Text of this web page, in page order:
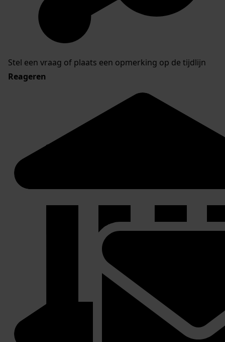
Stel een vraag of plaats een opmerking op de tijdlijn
Reageren